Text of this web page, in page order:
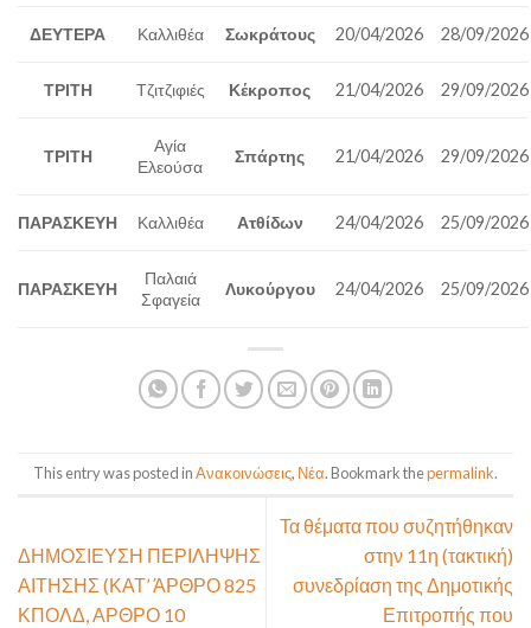
ΔΕΥΤΕΡΑ Καλλιθέα Σωκράτους 20/04/2026 28/09/2026
ΤΡΙΤΗ Τζιτζιφιές Κέκροπος 21/04/2026 29/09/2026
ΤΡΙΤΗ
Αγία
Ελεούσα
Σπάρτης 21/04/2026 29/09/2026
ΠΑΡΑΣΚΕΥΗ Καλλιθέα Ατθίδων 24/04/2026 25/09/2026
ΠΑΡΑΣΚΕΥΗ
Παλαιά
Σφαγεία
Λυκούργου 24/04/2026 25/09/2026
This entry was posted inΑνακοινώσεις, Νέα. Bookmark thepermalink.
ΔΗΜΟΣΙΕΥΣΗ ΠΕΡΙΛΗΨΗΣ
ΑΙΤΗΣΗΣ (ΚΑΤ’ ΆΡΘΡΟ 825
ΚΠΟΛΔ, ΑΡΘΡΟ 10
Τα θέματα που συζητήθηκαν
στην 11η (τακτική)
συνεδρίαση της Δημοτικής
Επιτροπής που